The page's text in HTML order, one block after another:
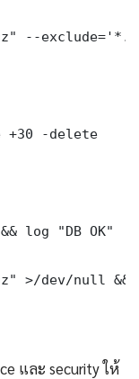
--
+30 -delete
log "DB OK"
>/dev/null &&
และ security ให้